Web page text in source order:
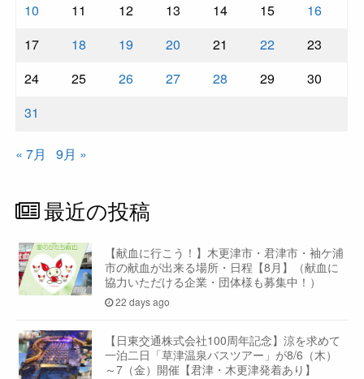
10
11 12 13 14 15
16
17
18 19 20 21 22
23
24
25 26 27 28 29
30
31
« 7月 9月 »
最近の投稿
【献血に行こう！】木更津市・君津市・袖ケ浦
市の献血が出来る場所・日程【8月】（献血に
協力いただける企業・団体様も募集中！）
22 days ago
【日東交通株式会社100周年記念】涼を求めて
一泊二日「草津温泉バスツアー」が8/6（木）
～7（金）開催【君津・木更津発着あり】